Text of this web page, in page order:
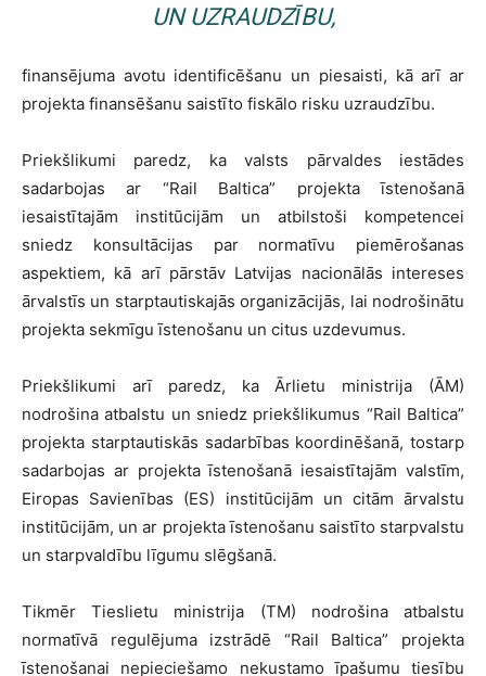
UN UZRAUDZĪBU,
finansējuma avotu identificēšanu un piesaisti, kā arī ar
projekta finansēšanu saistīto fiskālo risku uzraudzību.
Priekšlikumi paredz, ka valsts pārvaldes iestādes
sadarbojas ar “Rail Baltica” projekta īstenošanā
iesaistītajām institūcijām un atbilstoši kompetencei
sniedz konsultācijas par normatīvu piemērošanas
aspektiem, kā arī pārstāv Latvijas nacionālās intereses
ārvalstīs un starptautiskajās organizācijās, lai nodrošinātu
projekta sekmīgu īstenošanu un citus uzdevumus.
Priekšlikumi arī paredz, ka Ārlietu ministrija (ĀM)
nodrošina atbalstu un sniedz priekšlikumus “Rail Baltica”
projekta starptautiskās sadarbības koordinēšanā, tostarp
sadarbojas ar projekta īstenošanā iesaistītajām valstīm,
Eiropas Savienības (ES) institūcijām un citām ārvalstu
institūcijām, un ar projekta īstenošanu saistīto starpvalstu
un starpvaldību līgumu slēgšanā.
Tikmēr Tieslietu ministrija (TM) nodrošina atbalstu
normatīvā regulējuma izstrādē “Rail Baltica” projekta
īstenošanai nepieciešamo nekustamo īpašumu tiesību